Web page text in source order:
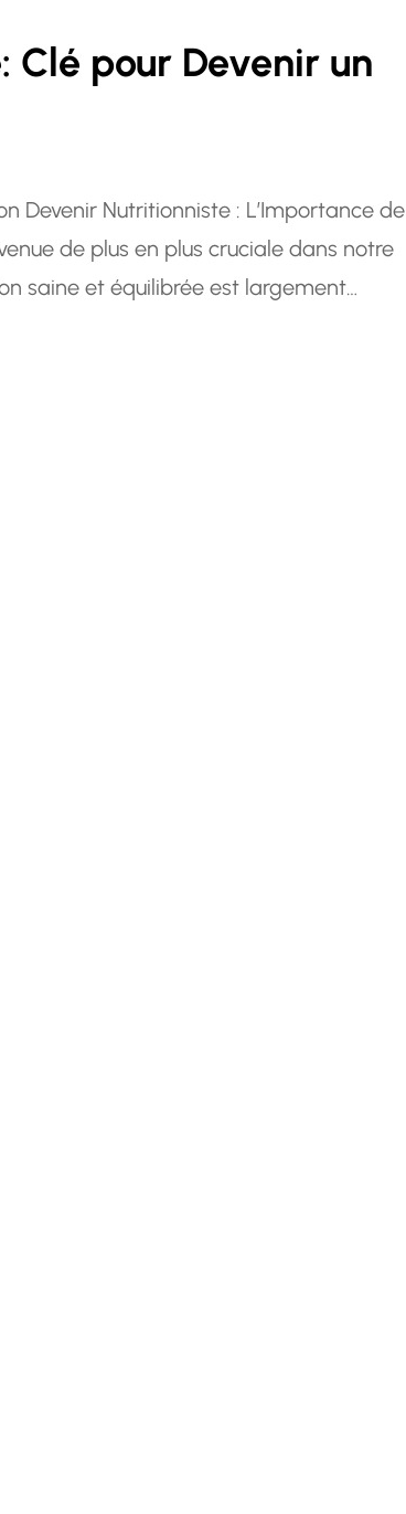
pour Devenir un
Devenir Nutritionniste : L’Importance de
de plus en plus cruciale dans notre
saine et équilibrée est largement